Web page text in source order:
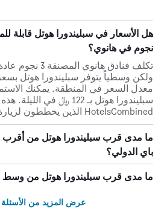
نجوم في هانوي؟
معدل السعر في المنطقة. يمكنك
سبليندورا هوتل بـ 122 ﷼
HotelsCombined الذين يخططون لزيارة هانوي.
ما مدى قرب سبليندورا هوتل من
باي الدولي؟
ما مدى قرب سبليندورا هوتل من وسط
عرض المزيد من الأسئلة